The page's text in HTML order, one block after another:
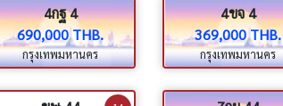
4กฐ 4
690,000 THB.
กรุงเทพมหานคร
4ขจ 4
369,000 THB.
กรุงเทพมหานคร